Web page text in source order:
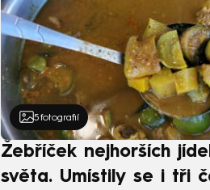
5 fotografií
Žebříček nejhorších jídel
světa. Umístily se i tři